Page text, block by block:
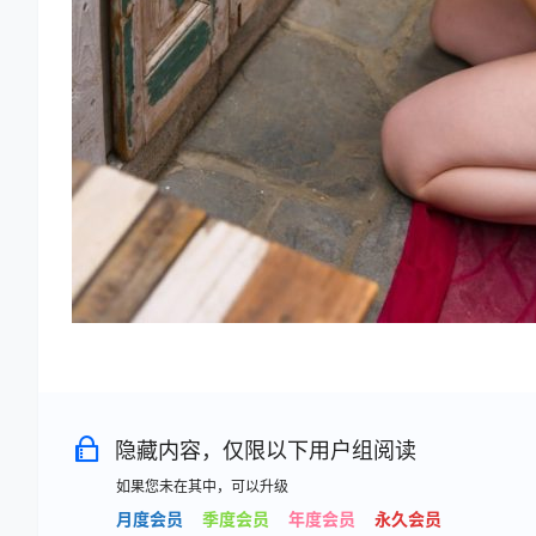
隐藏内容，仅限以下用户组阅读
如果您未在其中，可以升级
月度会员 季度会员 年度会员 永久会员